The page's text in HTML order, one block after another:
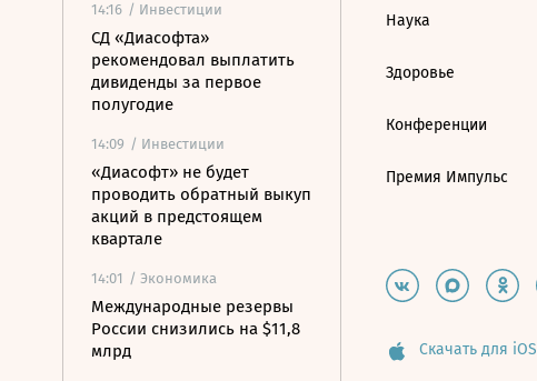
14:16 / Инвестиции
СД «Диасофта»
рекомендовал выплатить
дивиденды за первое
полугодие
14:09 / Инвестиции
«Диасофт» не будет
проводить обратный выкуп
акций в предстоящем
квартале
14:01 / Экономика
Международные резервы
России снизились на $11,8
млрд
Наука
Здоровье
Конференции
Премия Импульс
Скачать для iOS